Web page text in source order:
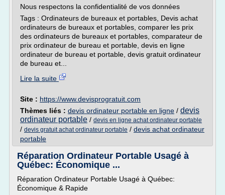
Nous respectons la confidentialité de vos données
Tags : Ordinateurs de bureaux et portables, Devis achat
ordinateurs de bureaux et portables, comparer les prix
des ordinateurs de bureaux et portables, comparateur de
prix ordinateur de bureau et portable, devis en ligne
ordinateur de bureau et portable, devis gratuit ordinateur
de bureau et...
Lire la suite
Site : https://www.devisprogratuit.com
Thèmes liés : devis ordinateur portable en ligne / devis
ordinateur portable / devis en ligne achat ordinateur portable
/ devis gratuit achat ordinateur portable / devis achat ordinateur
portable
Réparation Ordinateur Portable Usagé à
Québec: Économique ...
Réparation Ordinateur Portable Usagé à Québec:
Économique & Rapide